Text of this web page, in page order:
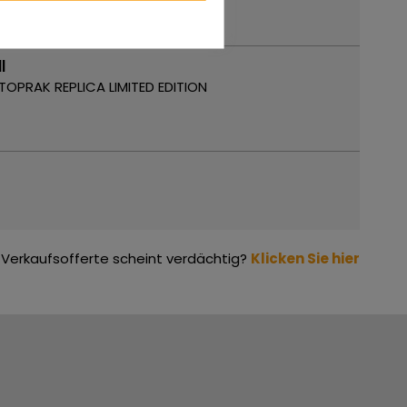
REPLICA LIMITED EDITION
Verkaufsofferte scheint verdächtig? Klicken Sie hier